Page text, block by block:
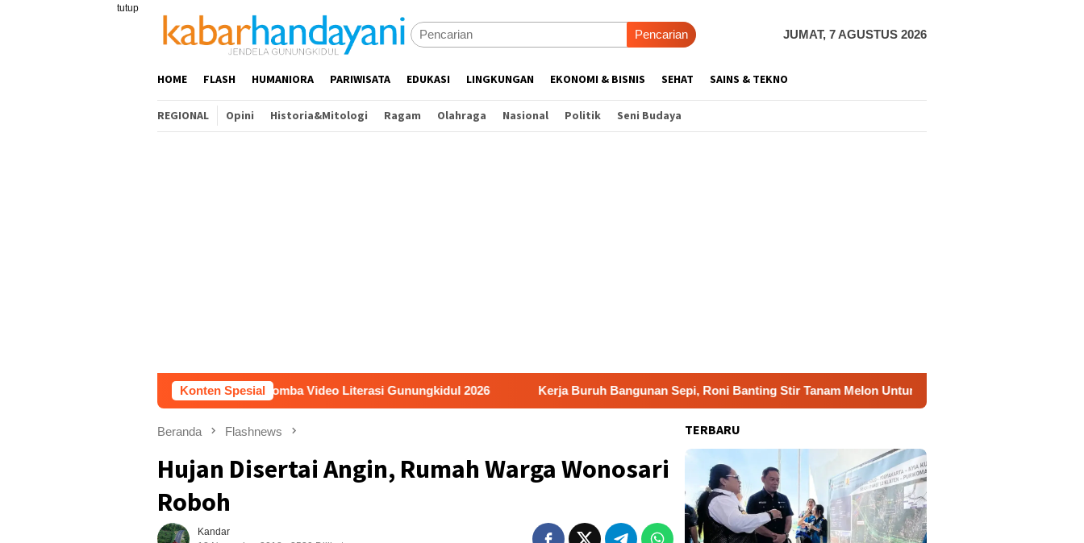
tutup
Pencarian JUMAT, 7 AGUSTUS 2026
HOME FLASH HUMANIORA PARIWISATA EDUKASI LINGKUNGAN EKONOMI & BISNIS SEHAT SAINS & TEKNO
REGIONAL Opini Historia&Mitologi Ragam Olahraga Nasional Politik Seni Budaya
Konten Spesial
Karya Guru SD Raih Juara 1 Lomba Video Literasi Gunungkidul 2026 Kerja Buruh Bangunan Sepi, Roni Banting Stir Tanam Melon Untung Rp40 Juta Sekali Panen
Beranda Flashnews
Hujan Disertai Angin, Rumah Warga Wonosari
Roboh
Kandar
TERBARU